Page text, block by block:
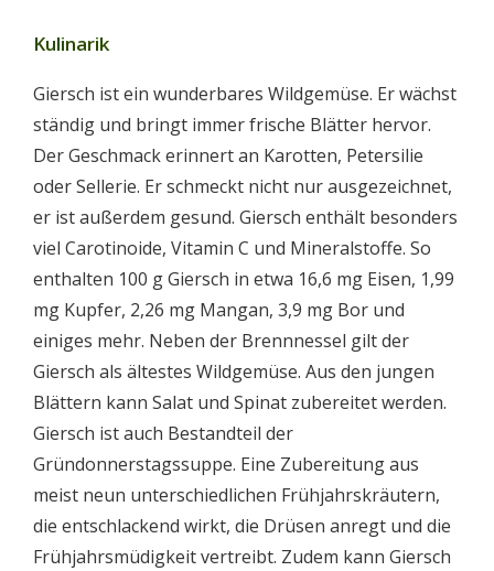
Kulinarik
Giersch ist ein wunderbares Wildgemüse. Er wächst
ständig und bringt immer frische Blätter hervor.
Der Geschmack erinnert an Karotten, Petersilie
oder Sellerie. Er schmeckt nicht nur ausgezeichnet,
er ist außerdem gesund. Giersch enthält besonders
viel Carotinoide, Vitamin C und Mineralstoffe. So
enthalten 100 g Giersch in etwa 16,6 mg Eisen, 1,99
mg Kupfer, 2,26 mg Mangan, 3,9 mg Bor und
einiges mehr. Neben der Brennnessel gilt der
Giersch als ältestes Wildgemüse. Aus den jungen
Blättern kann Salat und Spinat zubereitet werden.
Giersch ist auch Bestandteil der
Gründonnerstagssuppe. Eine Zubereitung aus
meist neun unterschiedlichen Frühjahrskräutern,
die entschlackend wirkt, die Drüsen anregt und die
Frühjahrsmüdigkeit vertreibt. Zudem kann Giersch